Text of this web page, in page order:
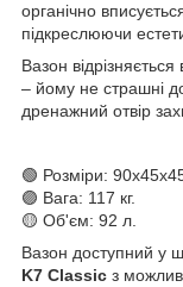
органічно
підкреслюючи
Вазон
– йому не страшні
дренажний отвір
🟢 Розміри:
🟣 Вага: 117 кг.
🟡 Об'єм: 92 л.
Вазон доступний у
K7 Classic з